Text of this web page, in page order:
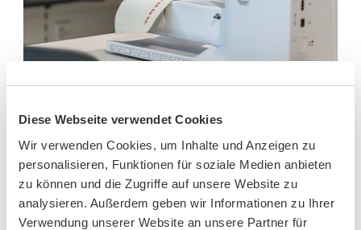
Diese Webseite verwendet Cookies
Wir verwenden Cookies, um Inhalte und Anzeigen zu
personalisieren, Funktionen für soziale Medien anbieten
zu können und die Zugriffe auf unsere Website zu
analysieren. Außerdem geben wir Informationen zu Ihrer
Verwendung unserer Website an unsere Partner für
Stoffe, soweit das Auge reicht: Bernina Shop in
Muri
Bernina, seit Generationen Teil der Schweizer
Nähkultur, erhält hier einen Rahmen, der seine
Werte widerspiegelt: Präzision, Verlässlichkeit und
die Freude am Gestalten.